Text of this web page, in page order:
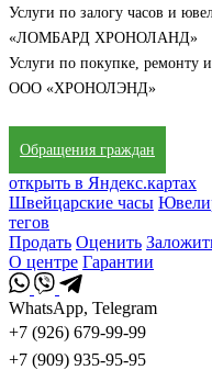
Услуги по залогу часов и
«ЛОМБАРД ХРОНОЛАНД»
Услуги по покупке, ремонту
ООО «ХРОНОЛЭНД»
Обращения граждан
открыть в Яндекс.картах
Швейцарские часы
тегов
Продать Оценить
О центре Гарантии
WhatsApp, Telegram
+7 (926) 679-99-99
+7 (909) 935-95-95